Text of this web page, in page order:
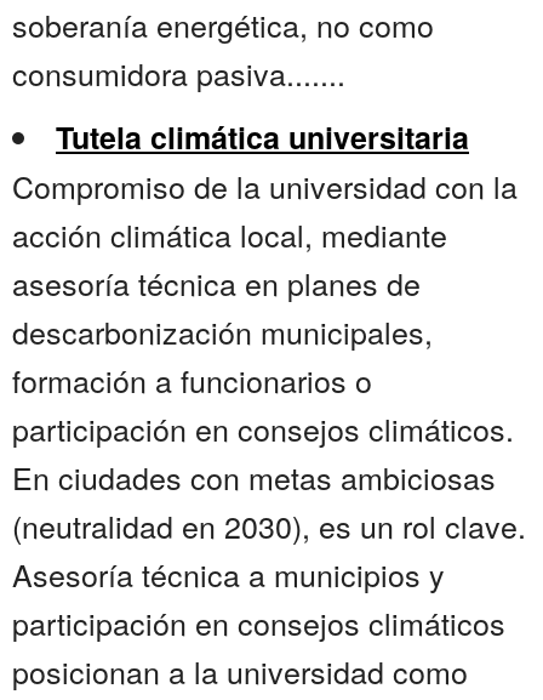
soberanía energética, no como
consumidora pasiva.......
Tutela climática universitaria
Compromiso de la universidad con la
acción climática local, mediante
asesoría técnica en planes de
descarbonización municipales,
formación a funcionarios o
participación en consejos climáticos.
En ciudades con metas ambiciosas
(neutralidad en 2030), es un rol clave.
Asesoría técnica a municipios y
participación en consejos climáticos
posicionan a la universidad como